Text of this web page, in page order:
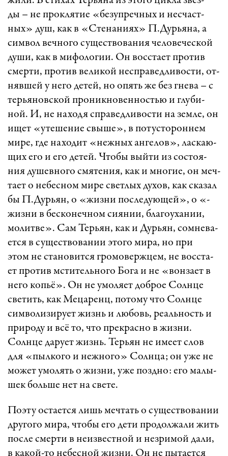
ды – не прок­ля­тие «­бе­зуп­реч­ных и нес­част­
ных» душ, как в «С­те­на­ни­ях» П.Дур­ья­на, а
сим­вол веч­но­го су­щест­во­ва­ния че­ло­ве­чес­кой
ду­ши, как в ми­фо­ло­ги­и. Он восс­та­ет про­тив
смер­ти, про­тив ве­ли­кой несп­ра­вед­ли­вос­ти, от­
няв­шей у не­го де­тей, но опять же без гне­ва – с
тер­ья­новс­кой про­ник­но­вен­ност­ью и глу­би­
ной. И, не на­хо­дя сп­ра­вед­ли­вос­ти на зем­ле, он
ищет «у­те­ше­ние свы­ше», в по­тус­то­рон­нем
ми­ре, где на­хо­дит «­неж­ных ан­ге­лов», лас­ка­ю­
щих его и его де­тей. Что­бы вый­ти из сос­то­я­
ния ду­шев­но­го смя­те­ни­я, как и мно­ги­е, он меч­
та­ет о не­бес­ном ми­ре свет­лых ду­хов, как ска­зал
бы П.Дур­ьян, о «­жиз­ни пос­ле­ду­ю­щей», о «­
жиз­ни в бес­ко­неч­ном си­я­ни­и, бла­го­у­ха­ни­и,
мо­лит­ве». Сам Тер­ьян, как и Ду­рьян, сом­не­ва­
ет­ся в су­щест­во­ва­нии это­го ми­ра, но при
этом не ста­но­вит­ся гро­мо­верж­цем, не восс­та­
ет про­тив мс­ти­тель­но­го Бо­га и не «­вон­за­ет в
не­го коп­ьё». Он не умо­ля­ет доб­рое Солн­це
све­тить, как Ме­ца­ренц, по­то­му что Солн­це
сим­во­ли­зи­ру­ет жизнь и лю­бовь, ре­аль­ность и
при­ро­ду и всё то, что прек­рас­но в жиз­ни.
Солн­це да­ру­ет жизнь. Тер­ьян не име­ет слов
для «­пыл­ко­го и неж­но­го» Солн­ца; он уже не
мо­жет умо­лять о жиз­ни, уже позд­но: его ма­лы­
шек боль­ше нет на све­те.
По­э­ту ос­та­ет­ся лишь меч­тать о су­щест­во­ва­нии
дру­го­го ми­ра, что­бы его де­ти про­дол­жа­ли жить
пос­ле смер­ти в не­из­вест­ной и нез­ри­мой да­ли,
в ка­кой-то не­бес­ной жиз­ни. Он не пы­та­ет­ся